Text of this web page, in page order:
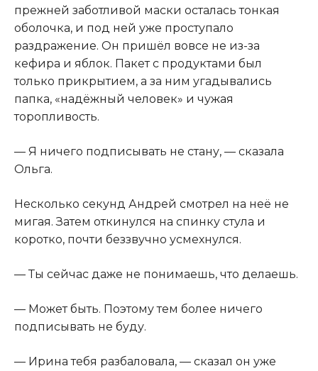
прежней заботливой маски осталась тонкая
оболочка, и под ней уже проступало
раздражение. Он пришёл вовсе не из-за
кефира и яблок. Пакет с продуктами был
только прикрытием, а за ним угадывались
папка, «надёжный человек» и чужая
торопливость.
— Я ничего подписывать не стану, — сказала
Ольга.
Несколько секунд Андрей смотрел на неё не
мигая. Затем откинулся на спинку стула и
коротко, почти беззвучно усмехнулся.
— Ты сейчас даже не понимаешь, что делаешь.
— Может быть. Поэтому тем более ничего
подписывать не буду.
— Ирина тебя разбаловала, — сказал он уже